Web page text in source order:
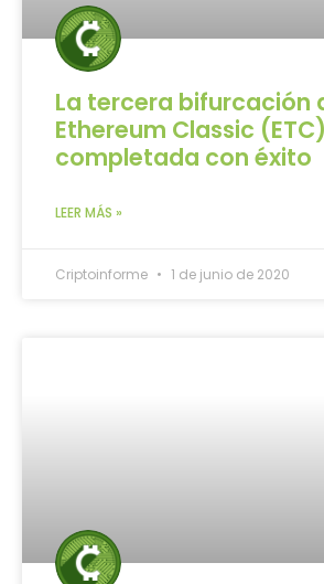
La tercera bifurcación
Ethereum Classic
completada con éxito
LEER MÁS »
Criptoinforme 1 de junio de 2020